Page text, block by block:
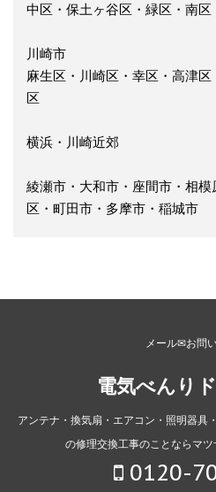
中区・保土ヶ谷区・緑区・南区
川崎市
麻生区・川崎区・幸区・高津
区
横浜・川崎近郊
綾瀬市・大和市・座間市・相
区・町田市・多摩市・稲城市
メール✉お問
電気べんり
アンテナ・換気扇・エアコン・照明器具
の修理交換工事のことならマ
0120-